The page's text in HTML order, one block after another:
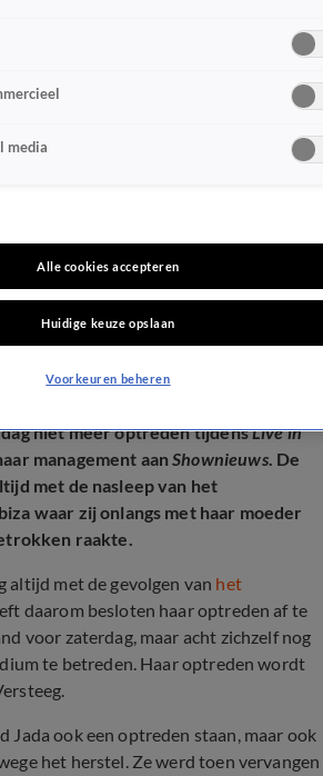
moet optreden
auto-ongeluk
niet meer optreden tijdensLive in
management aanShownieuws. De
met de nasleep van het
waar zij onlangs met haar moeder
raakte.
altijd met de gevolgen van het
daarom besloten haar optreden af te
voor zaterdag, maar acht zichzelf nog
te betreden. Haar optreden wordt
Jada ook een optreden staan, maar ook
het herstel. Ze werd toen vervangen
media
Alle cookies accepteren
Huidige keuze opslaan
Voorkeuren beheren